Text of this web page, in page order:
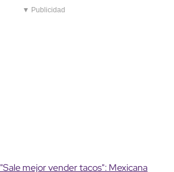
▼ Publicidad
"Sale mejor vender tacos": Mexicana